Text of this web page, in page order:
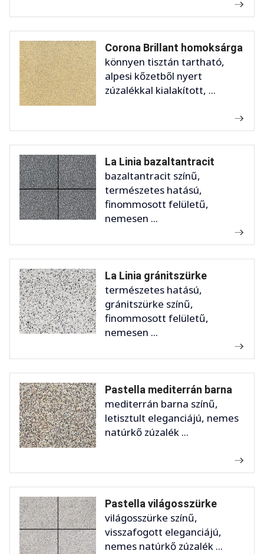
Corona Brillant homoksárga
könnyen tisztán tartható,
alpesi kőzetből nyert
zúzalékkal kialakított, ...
La Linia bazaltantracit
bazaltantracit színű,
természetes hatású,
finommosott felületű,
nemesen ...
La Linia gránitszürke
természetes hatású,
gránitszürke színű,
finommosott felületű,
nemesen ...
Pastella mediterrán barna
mediterrán barna színű,
letisztult eleganciájú, nemes
natúrkő zúzalék ...
Pastella világosszürke
világosszürke színű,
visszafogott eleganciájú,
nemes natúrkő zúzalék ...